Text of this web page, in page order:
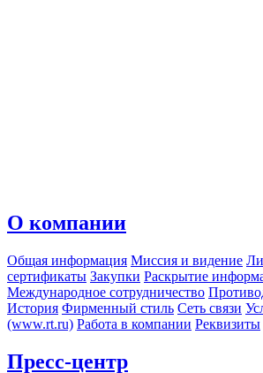
О компании
Общая информация Миссия и видение
сертификаты Закупки Раскрытие
Международное сотрудничество
История Фирменный стиль Сеть связи
(www.rt.ru) Работа в компании Реквизиты
Пресс-центр